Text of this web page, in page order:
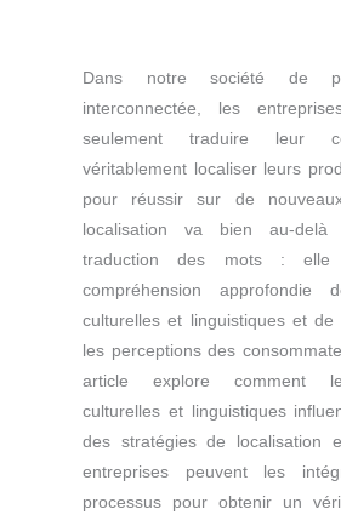
Dans notre société de
interconnectée, les
seulement traduire leur
véritablement localiser leurs
pour réussir sur de
localisation va bien au-
traduction des mots : elle
compréhension approfondie
culturelles et linguistiques et
les perceptions des
article explore comment
culturelles et linguistiques
des stratégies de localisation
entreprises peuvent les
processus pour obtenir un